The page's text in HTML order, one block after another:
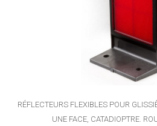
RÉFLECTEURS FLEXIBLES POUR
UNE FACE, CATADIOPTRE.